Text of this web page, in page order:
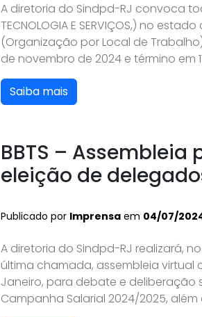
A diretoria do Sindpd-RJ convoca
TECNOLOGIA E SERVIÇOS,) no
(Organização por Local de
de novembro de 2024 e término em
Saiba mais
BBTS –
eleição de
Publicado por Imprensa em 04/07/
A diretoria do Sindpd-RJ realizará,
última chamada, assembleia virtual
Janeiro, para debate e
Campanha Salarial 2024/2025,